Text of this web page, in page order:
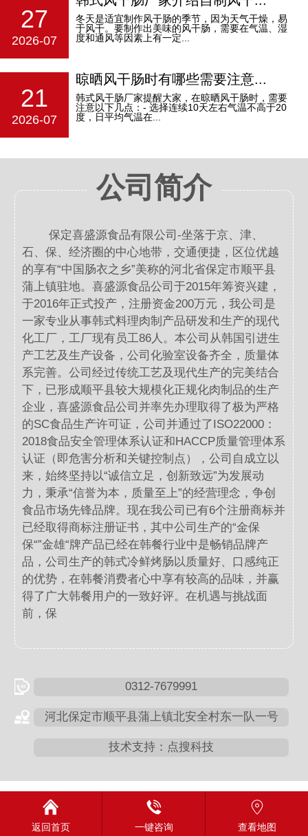
27
2026-07
冬天是适宜制作风干肠的季节，因为天气干燥，易
于风干。要制作出美味的风干肠，需要在气温、湿
度和通风等因素上有一定...
21
2026-07
晾晒风干肠时有哪些需要注意...
韩式风干肠厂家提醒大家，在晾晒风干肠时，需要
注意以下几点：- 选择连续10天左右气温不高于20
度，日平均气温在...
公司简介
保定喜盛源食品有限公司-坐落于京、津、
石、保、经济圈的中心地带，交通便捷，区位优越
的享有“中国肠衣之乡”美称的河北省保定市顺平县
蒲上镇驻地。喜盛源食品公司于2015年筹资兴建，
于2016年正式投产，注册资金200万元，我公司是
一家专业从事韩式料理肉制产品研发和生产的现代
化工厂，工厂现有员工86人。本公司从韩国引进生
产工艺及生产设备，公司化验室设备齐全，质量体
系完善。公司经过传统工艺及现代生产的完美结合
下，已形成顺平县较大规模化正规化肉制品的生产
企业，喜盛源食品公司并率先办理取得了极为严格
的SC食品生产许可证，公司并通过了ISO22000：
2018食品安全管理体系认证和HACCP质量管理体系
认证（即危害分析和关键控制点），公司自成立以
来，始终坚持以“诚信立足，创新致远”为发展动
力，秉承“信誉为本，质量至上”的经营理念，争创
食品市场先锋品牌。现在我公司已有6个注册商标并
已经取得商标注册证书，其中公司生产的“金保
保“”金雄“牌产品已经在韩餐行业中是畅销品牌产
品，公司生产的韩式冷鲜烤肠以质量好、口感纯正
的优势，在韩餐消费者心中享有较高的品味，并赢
得了广大韩餐用户的一致好评。在机遇与挑战面
前，保
0312-7679991
河北保定市顺平县蒲上镇北安全村东一队一号
技术支持：点搜科技
返回首页 一键咨询 查看地图